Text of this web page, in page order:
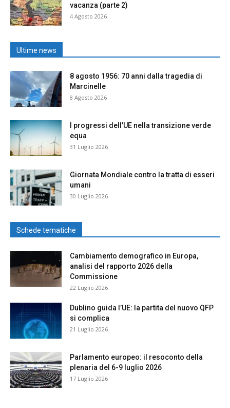
vacanza (parte 2)
4 Agosto 2026
Ultime news
8 agosto 1956: 70 anni dalla tragedia di
Marcinelle
8 Agosto 2026
I progressi dell’UE nella transizione verde
equa
31 Luglio 2026
Giornata Mondiale contro la tratta di esseri
umani
30 Luglio 2026
Schede tematiche
Cambiamento demografico in Europa,
analisi del rapporto 2026 della
Commissione
22 Luglio 2026
Dublino guida l’UE: la partita del nuovo QFP
si complica
21 Luglio 2026
Parlamento europeo: il resoconto della
plenaria del 6-9 luglio 2026
17 Luglio 2026